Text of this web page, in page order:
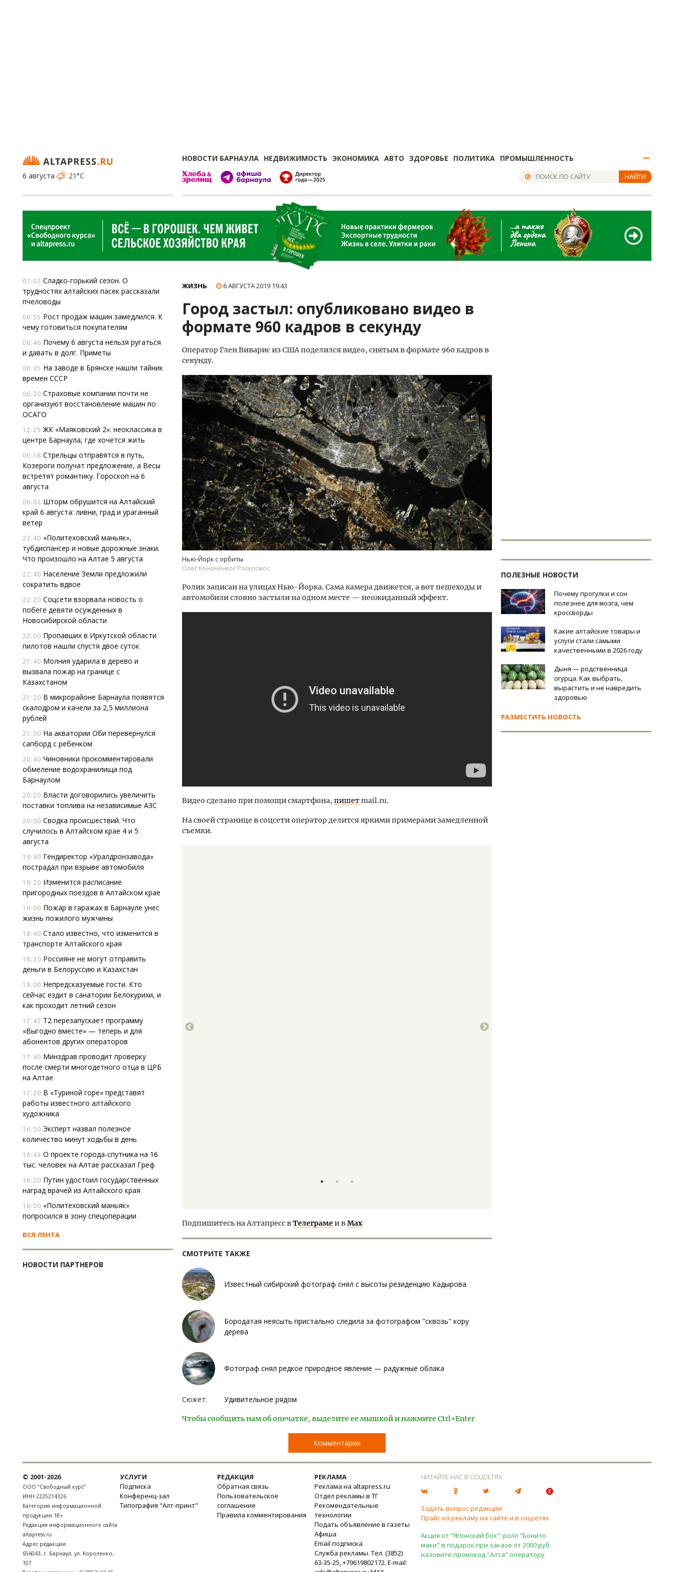
НОВОСТИ БАРНАУЛА НЕДВИЖИМОСТЬ ЭКОНОМИКА АВТО ЗДОРОВЬЕ ПОЛИТИКА ПРОМЫШЛЕННОСТЬ
6 августа
21°C НАЙТИ
07:02 Сладко-горький сезон. О
трудностях алтайских пасек рассказали
пчеловоды
06:55 Рост продаж машин замедлился. К
чему готовиться покупателям
06:46 Почему 6 августа нельзя ругаться
и давать в долг. Приметы
06:35 На заводе в Брянске нашли тайник
времен СССР
06:20 Страховые компании почти не
организуют восстановление машин по
ОСАГО
12:25 ЖК «Маяковский 2»: неоклассика в
центре Барнаула, где хочется жить
06:18 Стрельцы отправятся в путь,
Козероги получат предложение, а Весы
встретят романтику. Гороскоп на 6
августа
06:02 Шторм обрушится на Алтайский
край 6 августа: ливни, град и ураганный
ветер
23:40 «Политеховский маньяк»,
тубдиспансер и новые дорожные знаки.
Что произошло на Алтае 5 августа
22:40 Население Земли предложили
сократить вдвое
22:20 Соцсети взорвала новость о
побеге девяти осужденных в
Новосибирской области
22:00 Пропавших в Иркутской области
пилотов нашли спустя двое суток
21:40 Молния ударила в дерево и
вызвала пожар на границе с
Казахстаном
21:20 В микрорайоне Барнаула появятся
скалодром и качели за 2,5 миллиона
рублей
21:00 На акватории Оби перевернулся
сапборд с ребенком
20:40 Чиновники прокомментировали
обмеление водохранилища под
Барнаулом
20:20 Власти договорились увеличить
поставки топлива на независимые АЗС
20:00 Сводка происшествий. Что
случилось в Алтайском крае 4 и 5
августа
19:40 Гендиректор «Уралдронзавода»
пострадал при взрыве автомобиля
19:20 Изменится расписание
пригородных поездов в Алтайском крае
19:00 Пожар в гаражах в Барнауле унес
жизнь пожилого мужчины
18:40 Стало известно, что изменится в
транспорте Алтайского края
18:20 Россияне не могут отправить
деньги в Белоруссию и Казахстан
18:00 Непредсказуемые гости. Кто
сейчас ездит в санатории Белокурихи, и
как проходит летний сезон
17:42 Т2 перезапускает программу
«Выгодно вместе» — теперь и для
абонентов других операторов
17:40 Минздрав проводит проверку
после смерти многодетного отца в ЦРБ
на Алтае
17:20 В «Туриной горе» представят
работы известного алтайского
художника
16:50 Эксперт назвал полезное
количество минут ходьбы в день
16:43 О проекте города-спутника на 16
тыс. человек на Алтае рассказал Греф
16:20 Путин удостоил государственных
наград врачей из Алтайского края
16:00 «Политеховский маньяк»
попросился в зону спецоперации
ВСЯ ЛЕНТА
НОВОСТИ ПАРТНЕРОВ
ЖИЗНЬ 6 АВГУСТА 2019 19:43
Город застыл: опубликовано видео в
формате 960 кадров в секунду
Оператор Глен Виварис из США поделился видео, снятым в формате 960 кадров в
секунду.
Нью-Йорк с орбиты
Олег Кононенко/ Роскосмос
Ролик записан на улицах Нью-Йорка. Сама камера движется, а вот пешеходы и
автомобили словно застыли на одном месте — неожиданный эффект.
Видео сделано при помощи смартфона, пишетmail.ru.
На своей странице в соцсети оператор делится яркими примерами замедленной
съемки.
Подпишитесь на Алтапресс вТелеграмеи вMax
СМОТРИТЕ ТАКЖЕ
Известный сибирский фотограф снял с высоты резиденцию Кадырова
Бородатая неясыть пристально следила за фотографом "сквозь" кору
дерева
Фотограф снял редкое природное явление — радужные облака
Сюжет: Удивительное рядом
Чтобы сообщить нам об опечатке, выделите ее мышкой и нажмите Ctrl+Enter
Комментарии
ПОЛЕЗНЫЕ НОВОСТИ
Почему прогулки и сон
полезнее для мозга, чем
кроссворды
Какие алтайские товары и
услуги стали самыми
качественными в 2026 году
Дыня — родственница
огурца. Как выбрать,
вырастить и не навредить
здоровью
РАЗМЕСТИТЬ НОВОСТЬ
© 2001-2026
ООО “Свободный курс”
ИНН 2225214326
Категория информационной
продукции 18+
Редакция информационного сайта
altapress.ru
Адрес редакции:
656043, г. Барнаул, ул. Короленко,
107
УСЛУГИ
Подписка
Конференц-зал
Типография "Алт-принт"
РЕДАКЦИЯ
Обратная связь
Пользовательское
соглашение
Правила комментирования
РЕКЛАМА
Реклама на altapress.ru
Отдел рекламы в ТГ
Рекомендательные
технологии
Подать объявление в газеты
Афиша
Email подписка
Служба рекламы. Тел. (3852)
63-35-25, +79619802172. E-mail:
ЧИТАЙТЕ НАС В СОЦСЕТЯХ
Задать вопрос редакции
Прайс на рекламу на сайте и в соцсетях
Акция от "Японский бох": ролл "Бонито
маки" в подарок при заказе от 2000 руб.
назовите промокод "Алта" оператору.